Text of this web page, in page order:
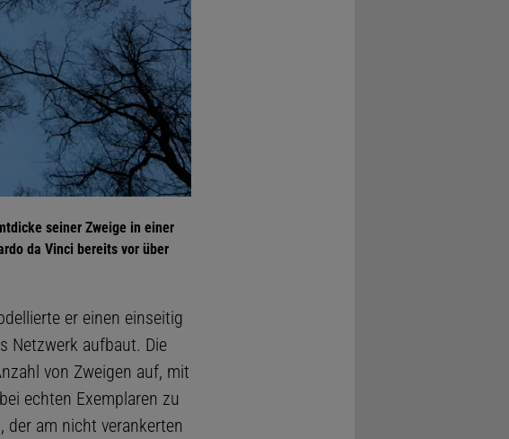
seiner Zweige in einer
da Vinci bereits vor über
er einen einseitig
Netzwerk aufbaut. Die
von Zweigen auf, mit
echten Exemplaren zu
der am nicht verankerten